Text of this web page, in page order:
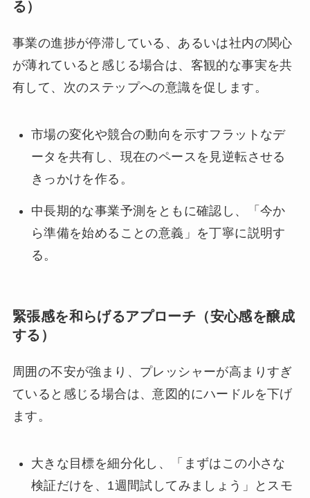
る）
事業の進捗が停滞している、あるいは社内の関心
が薄れていると感じる場合は、客観的な事実を共
有して、次のステップへの意識を促します。
市場の変化や競合の動向を示すフラットなデ
ータを共有し、現在のペースを見逆転させる
きっかけを作る。
中長期的な事業予測をともに確認し、「今か
ら準備を始めることの意義」を丁寧に説明す
る。
緊張感を和らげるアプローチ（安心感を醸成
する）
周囲の不安が強まり、プレッシャーが高まりすぎ
ていると感じる場合は、意図的にハードルを下げ
ます。
大きな目標を細分化し、「まずはこの小さな
検証だけを、1週間試してみましょう」とスモ